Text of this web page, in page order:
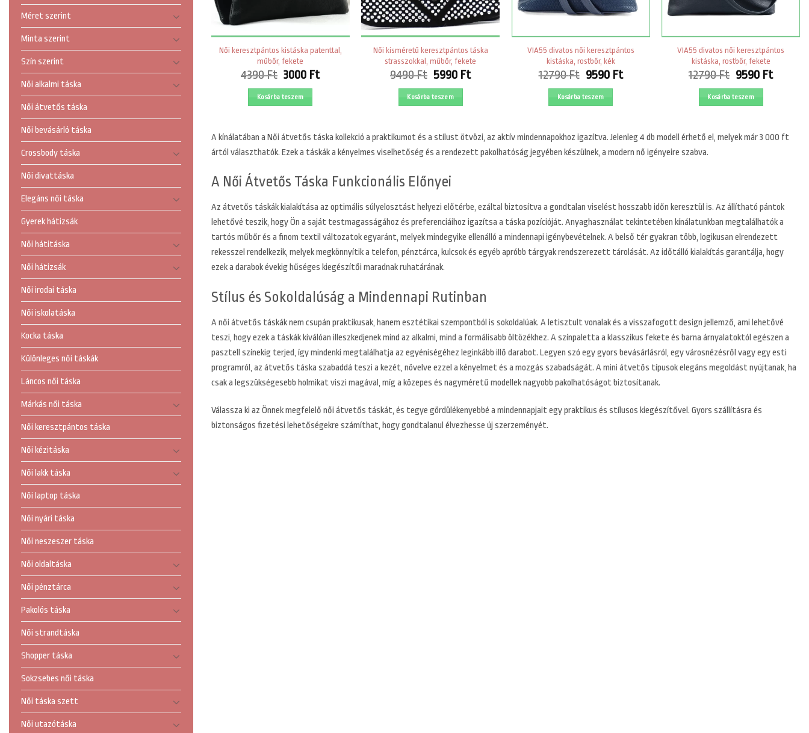
Méret szerint
Minta szerint
Szín szerint
Női alkalmi táska
Női átvetős táska
Női bevásárló táska
Crossbody táska
Női divattáska
Elegáns női táska
Gyerek hátizsák
Női hátitáska
Női hátizsák
Női irodai táska
Női iskolatáska
Kocka táska
Különleges női táskák
Láncos női táska
Márkás női táska
Női keresztpántos táska
Női kézitáska
Női lakk táska
Női laptop táska
Női nyári táska
Női neszeszer táska
Női oldaltáska
Női pénztárca
Pakolós táska
Női strandtáska
Shopper táska
Sokzsebes női táska
Női táska szett
Női utazótáska
Női keresztpántos kistáska patenttal,
műbőr, fekete
4390Ft Original
price
was:
3000 FtCurrent
Kosárba teszem
Női kisméretű keresztpántos táska
strasszokkal, műbőr, fekete
9490Ft Original
price
was:
5990 FtCurrent
Kosárba teszem
VIA55 divatos női keresztpántos
kistáska, rostbőr, kék
12790Ft Original
price
was:
9590 FtCurrent
Kosárba teszem
VIA55 divatos női keresztpántos
kistáska, rostbőr, fekete
12790Ft Original
price
was:
9590 Ft
Kosárba teszem
A kínálatában a Női átvetős táska kollekció a praktikumot és a stílust ötvözi, az aktív mindennapokhoz igazítva. Jelenleg 4 db modell érhető el, melyek már 3 000 ft
ártól választhatók. Ezek a táskák a kényelmes viselhetőség és a rendezett pakolhatóság jegyében készülnek, a modern nő igényeire szabva.
A Női Átvetős Táska Funkcionális Előnyei
Az átvetős táskák kialakítása az optimális súlyelosztást helyezi előtérbe, ezáltal biztosítva a gondtalan viselést hosszabb időn keresztül is. Az állítható pántok
lehetővé teszik, hogy Ön a saját testmagasságához és preferenciáihoz igazítsa a táska pozícióját. Anyaghasználat tekintetében kínálatunkban megtalálhatók a
tartós műbőr és a finom textil változatok egyaránt, melyek mindegyike ellenálló a mindennapi igénybevételnek. A belső tér gyakran több, logikusan elrendezett
rekesszel rendelkezik, melyek megkönnyítik a telefon, pénztárca, kulcsok és egyéb apróbb tárgyak rendszerezett tárolását. Az időtálló kialakítás garantálja, hogy
ezek a darabok évekig hűséges kiegészítői maradnak ruhatárának.
Stílus és Sokoldalúság a Mindennapi Rutinban
A női átvetős táskák nem csupán praktikusak, hanem esztétikai szempontból is sokoldalúak. A letisztult vonalak és a visszafogott design jellemző, ami lehetővé
teszi, hogy ezek a táskák kiválóan illeszkedjenek mind az alkalmi, mind a formálisabb öltözékhez. A színpaletta a klasszikus fekete és barna árnyalatoktól egészen a
pasztell színekig terjed, így mindenki megtalálhatja az egyéniségéhez leginkább illő darabot. Legyen szó egy gyors bevásárlásról, egy városnézésről vagy egy esti
programról, az átvetős táska szabaddá teszi a kezét, növelve ezzel a kényelmet és a mozgás szabadságát. A mini átvetős típusok elegáns megoldást nyújtanak, ha
csak a legszükségesebb holmikat viszi magával, míg a közepes és nagyméretű modellek nagyobb pakolhatóságot biztosítanak.
Válassza ki az Önnek megfelelő női átvetős táskát, és tegye gördülékenyebbé a mindennapjait egy praktikus és stílusos kiegészítővel. Gyors szállításra és
biztonságos fizetési lehetőségekre számíthat, hogy gondtalanul élvezhesse új szerzeményét.